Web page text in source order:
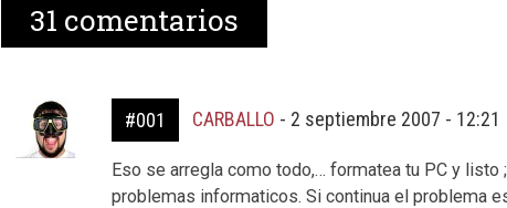
31 comentarios
#001 CARBALLO - 2 septiembre 2007 - 12:21
Eso se arregla como todo,… formatea tu PC y listo
problemas informaticos. Si continua el problema